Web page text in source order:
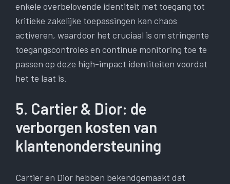
enkele overbelovende identiteit met toegang tot
kritieke zakelijke toepassingen kan chaos
activeren, waardoor het cruciaal is om stringente
toegangscontroles en continue monitoring toe te
passen op deze high-impact identiteiten voordat
het te laat is.
5. Cartier & Dior: de
verborgen kosten van
klantenondersteuning
Cartier en Dior hebben bekendgemaakt dat